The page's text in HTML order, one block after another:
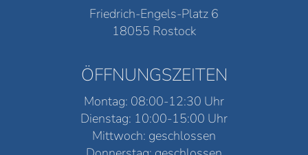
Friedrich-Engels-Platz 6
18055 Rostock
ÖFFNUNGSZEITEN
Montag: 08:00-12:30 Uhr
Dienstag: 10:00-15:00 Uhr
Mittwoch: geschlossen